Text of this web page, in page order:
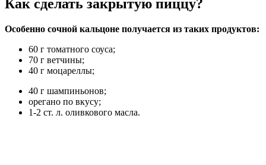
Как сделать закрытую пиццу?
Особенно сочной кальцоне получается из таких продуктов:
60 г томатного соуса;
70 г ветчины;
40 г моцареллы;
40 г шампиньонов;
орегано по вкусу;
1-2 ст. л. оливкового масла.